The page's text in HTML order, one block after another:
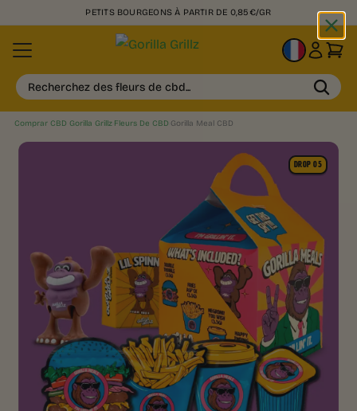
PETITS BOURGEONS À PARTIR DE 0,85€/GR
FR
Recherchez des fleurs de cbd...
Comprar CBD Gorilla Grillz› Fleurs De CBD Gorilla Meal CBD
DROP 05